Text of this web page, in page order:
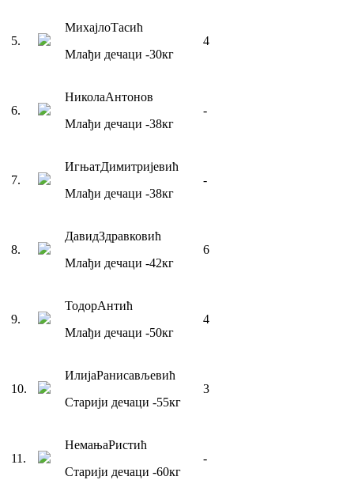
5.
МихајлоТасић
Млађи дечаци -30кг
4
6.
НиколаАнтонов
Млађи дечаци -38кг
-
7.
ИгњатДимитријевић
Млађи дечаци -38кг
-
8.
ДавидЗдравковић
Млађи дечаци -42кг
6
9.
ТодорАнтић
Млађи дечаци -50кг
4
10.
ИлијаРанисављевић
Старији дечаци -55кг
3
11 .
НемањаРистић
Старији дечаци -60кг
-